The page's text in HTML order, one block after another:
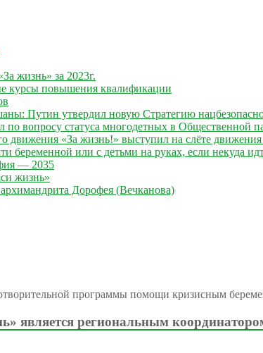
жизнь» за 2023г.
курсы повышения квалификации
Путин утвердил новую Стратегию
по вопросу статуса многодетных в Общественной
движения «За жизнь!» выступил на слёте движения
беременной или с детьми на руках, если некуда
— 2035
жизнь»
Дорофея (Вечканова)
программы помощи кризисным
региональным